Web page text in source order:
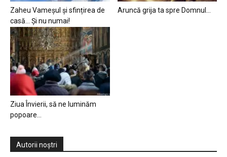
Zaheu Vameșul și sfințirea de
casă… Și nu numai!
Aruncă grija ta spre Domnul…
Ziua Învierii, să ne luminăm
popoare…
Autorii noștri